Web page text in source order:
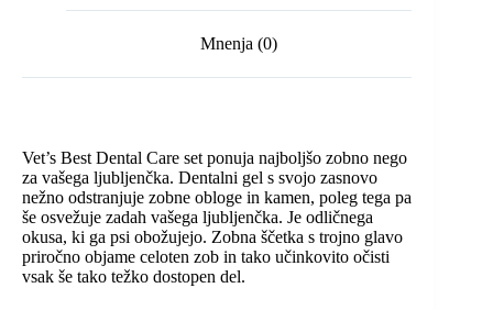
Mnenja (0)
Vet’s Best Dental Care set ponuja najboljšo zobno nego
za vašega ljubljenčka. Dentalni gel s svojo zasnovo
nežno odstranjuje zobne obloge in kamen, poleg tega pa
še osvežuje zadah vašega ljubljenčka. Je odličnega
okusa, ki ga psi obožujejo. Zobna ščetka s trojno glavo
priročno objame celoten zob in tako učinkovito očisti
vsak še tako težko dostopen del.